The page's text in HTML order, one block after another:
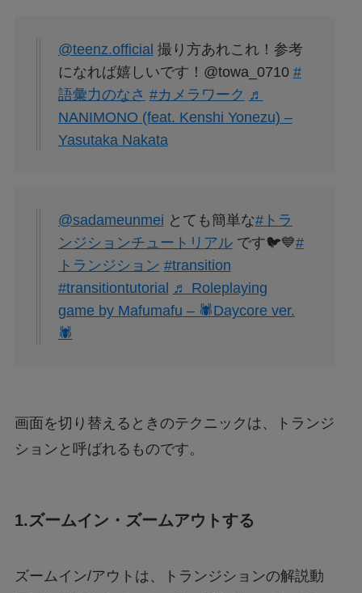
@teenz.official 撮り方あれこれ！参考
になれば嬉しいです！@towa_0710 #
語彙力のなさ #カメラワーク ♬
NANIMONO (feat. Kenshi Yonezu) –
Yasutaka Nakata
@sadameunmei とても簡単な#トラ
ンジションチュートリアルです🐦💙#
トランジション #transition
#transitiontutorial ♬ Roleplaying
game by Mafumafu – 🕷Daycore ver.
🕷
画面を切り替えるときのテクニックは、トランジ
ションと呼ばれるものです。
1.ズームイン・ズームアウトする
ズームイン/アウトは、トランジションの解説動